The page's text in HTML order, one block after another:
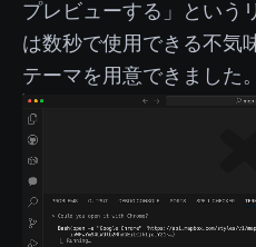
プレビューする」という
は数秒で使用できる不気
テーマを用意できました。